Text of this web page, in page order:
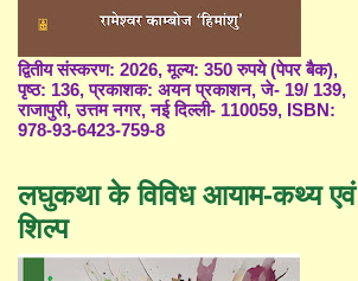
द्वितीय संस्करण: 2026, मूल्य: 350 रुपये (पेपर बैक),
पृष्ठ: 136, प्रकाशक: अयन प्रकाशन, जे- 19/ 139,
राजापुरी, उत्तम नगर, नई दिल्ली- 110059, ISBN:
978-93-6423-759-8
लघुकथा के विविध आयाम-कथ्य एवं
शिल्प